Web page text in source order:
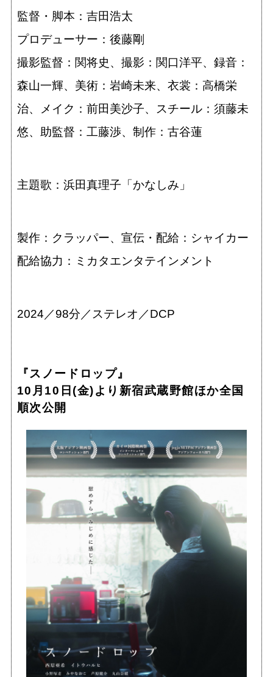
『スノードロップ』
10月10日(金)より新宿武蔵野館ほか全国
順次公開
監督・脚本：吉田浩太
プロデューサー：後藤剛
撮影監督：関将史、撮影：関口洋平、録音：
森山一輝、美術：岩崎未来、衣裳：高橋栄
治、メイク：前田美沙子、スチール：須藤未
悠、助監督：工藤渉、制作：古谷蓮
主題歌：浜田真理子「かなしみ」
製作：クラッパー、宣伝・配給：シャイカー
配給協力：ミカタエンタテインメント
2024／98分／ステレオ／DCP